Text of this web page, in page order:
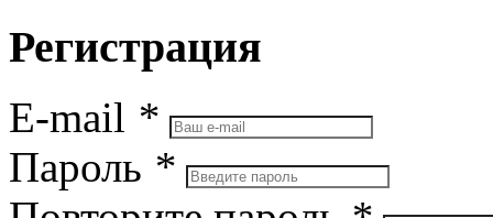
Регистрация
E-mail *
Пароль *